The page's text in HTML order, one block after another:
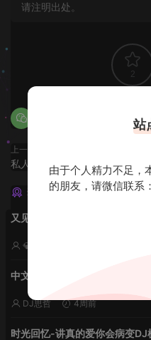
请注明出处。
2
上一篇
私人派对实录Beyond无悔这一生
猜你喜欢
又见流星雨 lak中文-小明同学
💎DJ老王💎
中文欢快2k26雨后夏天的风
DJ思哲 4周前
时光回忆-讲真的爱你会病变
站
由于个人精力不足，
的朋友，请微信联